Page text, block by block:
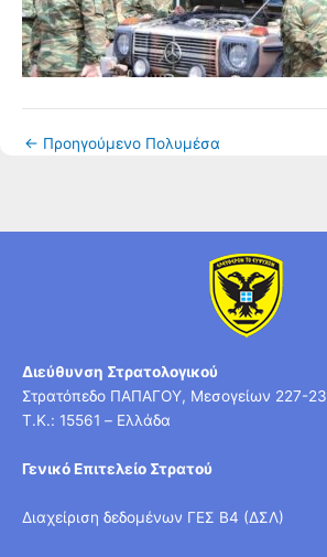
← Προηγούμενο Πολυμέσα
Διεύθυνση Στρατολογικού
Στρατόπεδο ΠΑΠΑΓΟΥ, Μεσογείων 227-
T.K.: 15561 – Ελλάδα
Γενικό Επιτελείο Στρατού
Διαχείριση δεδομένων ΓΕΣ Β4 (ΔΣΛ)